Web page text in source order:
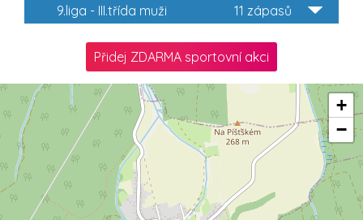
11 zápasů
9.liga - III.třída muži
Přidej ZDARMA sportovní akci
+
−